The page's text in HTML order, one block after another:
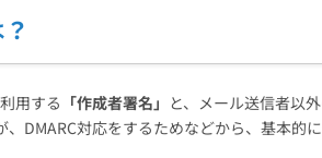
用する 「作成者署名」 と、メール送信者以
、DMARC対応をするためなどから、基本的